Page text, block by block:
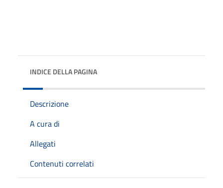
INDICE DELLA PAGINA
Descrizione
A cura di
Allegati
Contenuti correlati